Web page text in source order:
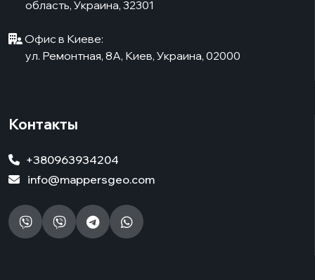
область, Украина, 32301
Офис в Киеве:
ул. Ремонтная, 8А, Киев, Украина, 02000
Контакты
+380963934204
info@mappersgeo.com